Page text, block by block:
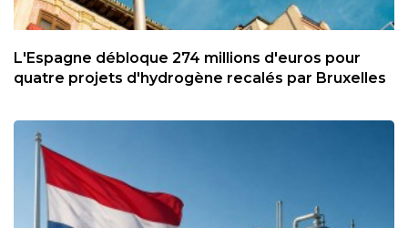
L'Espagne débloque 274 millions d'euros pour
quatre projets d'hydrogène recalés par Bruxelles